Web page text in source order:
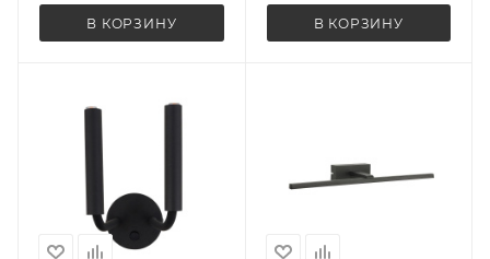
В КОРЗИНУ В КОРЗИНУ